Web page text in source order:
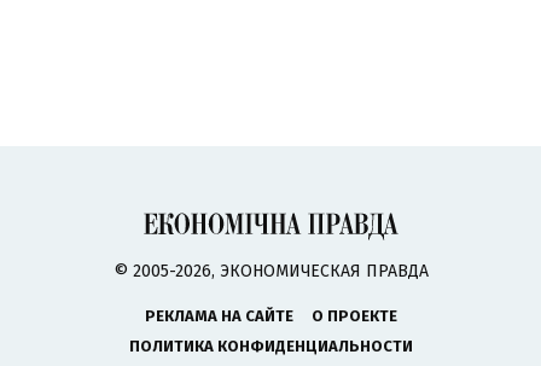
© 2005-2026, ЭКОНОМИЧЕСКАЯ ПРАВДА
РЕКЛАМА НА САЙТЕ
О ПРОЕКТЕ
ПОЛИТИКА КОНФИДЕНЦИАЛЬНОСТИ